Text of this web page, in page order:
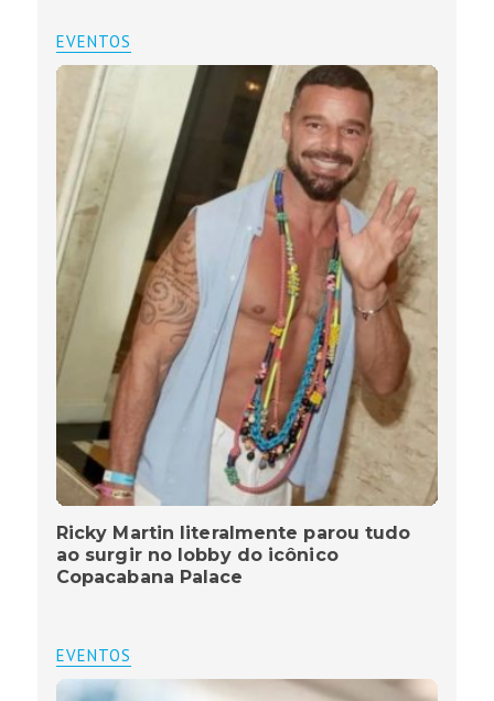
EVENTOS
Ricky Martin literalmente parou tudo
ao surgir no lobby do icônico
Copacabana Palace
EVENTOS